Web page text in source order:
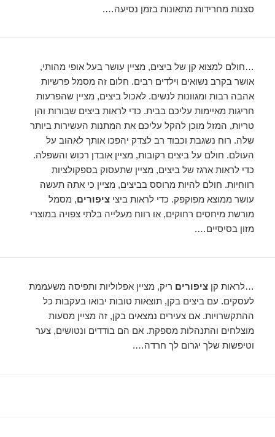
סצנות מחרידות מתאונות בזמן נסיעה….
…חולם למצוא קן של ביצים, מציין עושר בעל אופי מהותי,
אושר בקרב נשואים וילדים רבים. חלום זה מסמל פרשיות
אהבה רבות ומגוונות לנשים. לאכול ביצים, מציין שהפרעות
חריגות מאיימות עליכם בבית. כדי לראות ביצים שבורות והן
טריות, המזל מוכן להקל עליכם את המתנות העשירות ביותר
שלה. רוח נשגבת וכבוד רב לצדק יהפכו אותך לאהוב על
העולם. חולם על ביצים רקובות, מציין אובדן רכוש והשפלה.
כדי לראות ארגז של ביצים, מציין שתעסוק בספקולציות
רווחיות. חולם להיות מרוסס בביצים, מציין כי אתה תעשה
עושר ממוצא מפוקפק. כדי לראות ביציציפורים, מסמל
מורשת מיחסים רחוקים, או רווח מעלייה בלתי צפויה במוצרי
מזון בסיסיים….
…לראות קןציפורים ריק, מציין אפלוליות ותפיסה משעממת
לעסקים. עם ביצים בקן, תוצאות טובות יבואו בעקבות כל
ההתקשרויות. אם צעירים נמצאים בקן, זה מציין מסעות
מוצלחים והתנהלות מספקת. אם הם בודדים ונטושים, צער
וטיפשות שלך יגרום לך חרדה….